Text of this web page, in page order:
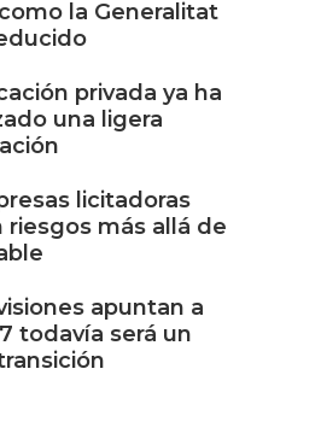
la Generalitat
privada ya ha
una ligera
licitadoras
riesgos más allá de
apuntan a
todavía será un